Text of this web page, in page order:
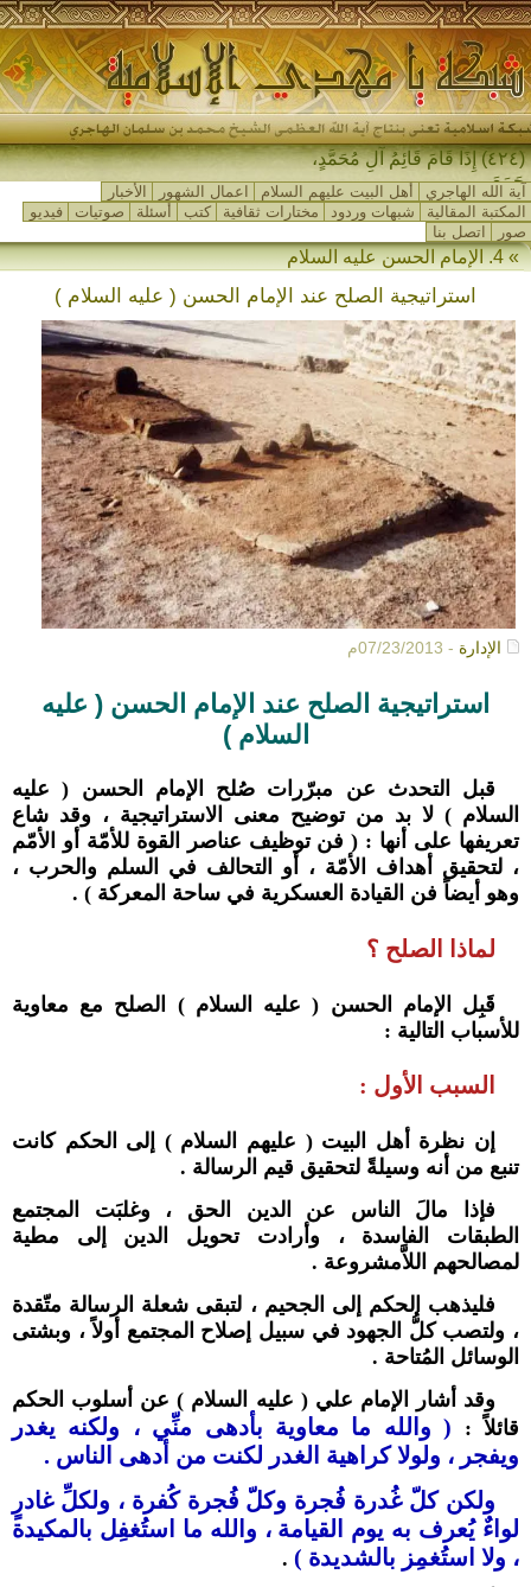
(٤٢٤) إِذَا قَامَ قَائِمُ آلِ مُحَمَّدٍ،
جَمَعَ اللهُ لَهُ أَ_
آية الله الهاجري أهل البيت عليهم السلام اعمال الشهور
الأخبار
المكتبة المقالية
شبهات وردود مختارات ثقافية كتب أسئلة صوتيات
فيديو
صور
اتصل بنا
» 4. الإمام الحسن عليه السلام
استراتيجية الصلح عند الإمام الحسن ( عليه السلام )
الإدارة - 07/23/2013م
استراتيجية الصلح عند الإمام الحسن ( عليه
السلام )
قبل التحدث عن مبرّرات صُلح الإمام الحسن ( عليه
السلام ) لا بد من توضيح معنى الاستراتيجية ، وقد شاع
تعريفها على أنها : ( فن توظيف عناصر القوة للأمّة أو الأمّم
، لتحقيق أهداف الأمّة ، أو التحالف في السلم والحرب ،
وهو أيضاً فن القيادة العسكرية في ساحة المعركة ) .
لماذا الصلح ؟
قَبِل الإمام الحسن ( عليه السلام ) الصلح مع معاوية
للأسباب التالية :
السبب الأول :
إن نظرة أهل البيت ( عليهم السلام ) إلى الحكم كانت
تنبع من أنه وسيلةً لتحقيق قيم الرسالة .
فإذا مالَ الناس عن الدين الحق ، وغلبَت المجتمع
الطبقات الفاسدة ، وأرادت تحويل الدين إلى مطية
لمصالحهم اللاَّمشروعة .
فليذهب الحكم إلى الجحيم ، لتبقى شعلة الرسالة متّقدة
، ولتصب كلُّ الجهود في سبيل إصلاح المجتمع أولاً ، وبشتى
الوسائل المُتاحة .
وقد أشار الإمام علي ( عليه السلام ) عن أسلوب الحكم
قائلاً : ( والله ما معاوية بأدهى منِّي ، ولكنه يغدر
ويفجر ، ولولا كراهية الغدر لكنت من أدهى الناس .
ولكن كلّ غُدرة فُجرة وكلّ فُجرة كُفرة ، ولكلِّ غادرٍ
لواءٌ يُعرف به يوم القيامة ، والله ما استُغفِل بالمكيدة
، ولا استُغمِز بالشديدة ) .